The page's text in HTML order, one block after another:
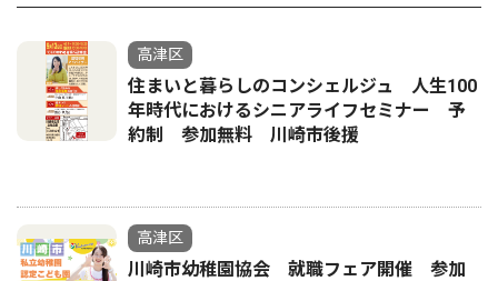
高津区
住まいと暮らしのコンシェルジュ 人生100
年時代におけるシニアライフセミナー 予
約制 参加無料 川崎市後援
高津区
川崎市幼稚園協会 就職フェア開催 参加